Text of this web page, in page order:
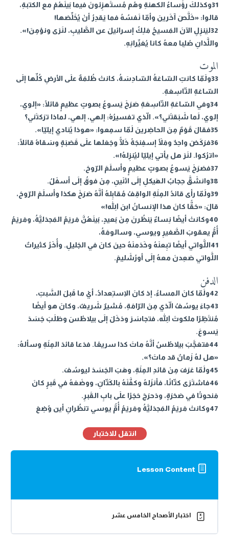
31وكذلكَ رؤَساءُ الكهنةِ وهُم مُستَهزِئونَ فيما بَينَهُمْ مع الكتبةِ،
قالوا: «خَلَّصَ آخَرينَ وأمّا نَفسُهُ فما يَقدِرُ أنْ يُخَلِّصَها!
32ليَنزِلِ الآنَ المَسيحُ مَلِكُ إسرائيلَ عن الصَّليبِ، لنَرَى ونؤمِنَ!».
واللَّذانِ صُلِبا معهُ كانا يُعَيِّرانِهِ.
الموت
33ولَمّا كانتِ السّاعَةُ السّادِسَةُ، كانتْ ظُلمَةٌ علَى الأرضِ كُلِّها إلَى
السّاعَةِ التّاسِعَةِ.
34وفي السّاعَةِ التّاسِعَةِ صَرَخَ يَسوعُ بصوتٍ عظيمٍ قائلًا: «إلوي،
إلوي، لَما شَبَقتَني؟». الّذي تفسيرُهُ: إلهي، إلهي، لماذا ترَكتَني؟
35فقالَ قَوْمٌ مِنَ الحاضِرينَ لَمّا سمِعوا: «هوذا يُنادي إيليّا».
36فرَكَضَ واحِدٌ ومَلأَ إسفِنجَةً خَلًّا وجَعَلها علَى قَصَبَةٍ وسَقاهُ قائلًا:
«اترُكوا. لنَرَ هل يأتي إيليّا ليُنزِلهُ!».
37فصَرَخَ يَسوعُ بصوتٍ عظيمٍ وأسلَمَ الرّوحَ.
38وانشَقَّ حِجابُ الهَيكلِ إلَى اثنَينِ، مِنْ فوقُ إلَى أسفَلُ.
39ولَمّا رأى قائدُ المِئَةِ الواقِفُ مُقابِلهُ أنَّهُ صَرَخَ هكذا وأسلَمَ الرّوحَ،
قالَ: «حَقًّا كانَ هذا الإنسانُ ابنَ اللهِ!»
40وكانتْ أيضًا نِساءٌ يَنظُرنَ مِنْ بَعيدٍ، بَينَهُنَّ مَريَمُ المَجدَليَّةُ، ومَريَمُ
أُمُّ يعقوبَ الصَّغيرِ ويوسي، وسالومَةُ،
41اللَّواتي أيضًا تبِعنَهُ وخَدَمنَهُ حينَ كانَ في الجَليلِ. وأُخَرُ كثيراتٌ
اللَّواتي صَعِدنَ معهُ إلَى أورُشَليمَ.
الدفن
42ولَمّا كانَ المساءُ، إذ كانَ الِاستِعدادُ، أيْ ما قَبلَ السَّبتِ،
43جاءَ يوسُفُ الّذي مِنَ الرّامَةِ، مُشيرٌ شَريفٌ، وكانَ هو أيضًا
مُنتَظِرًا ملكوتَ اللهِ، فتجاسَرَ ودَخَلَ إلَى بيلاطُسَ وطَلَبَ جَسَدَ
يَسوعَ.
44فتعَجَّبَ بيلاطُسُ أنَّهُ ماتَ كذا سريعًا. فدَعا قائدَ المِئَةِ وسألهُ:
«هل لهُ زَمانٌ قد ماتَ؟».
45ولَمّا عَرَفَ مِنْ قائدِ المِئَةِ، وهَبَ الجَسَدَ ليوسُفَ.
46فاشتَرَى كتّانًا، فأنزَلهُ وكفَّنَهُ بالكَتّانِ، ووضَعَهُ في قَبرٍ كانَ
مَنحوتًا في صَخرَةٍ، ودَحرَجَ حَجَرًا علَى بابِ القَبرِ.
47وكانتْ مَريَمُ المَجدَليَّةُ ومَريَمُ أُمُّ يوسي تنظُرانِ أين وُضِعَ
انتقل للاختبار
Lesson Content
اختبار الأصحاح الخامس عشر